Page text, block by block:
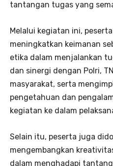
tantangan tugas yang
Melalui kegiatan ini,
meningkatkan keimanan
etika dalam menjalankan
dan sinergi dengan Polri,
masyarakat, serta
pengetahuan dan
kegiatan ke dalam
Selain itu, peserta juga
mengembangkan
dalam menghadapi